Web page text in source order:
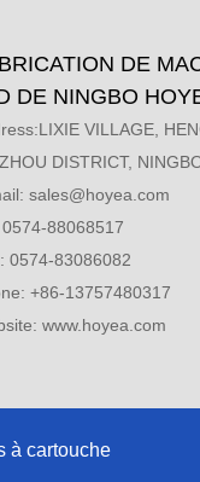
DE
DE NINGBO
VILLAGE,
DISTRICT,
sales@hoyea.com
0574-88068517
0574-83086082
+86-13757480317
www.hoyea.com
à cartouche